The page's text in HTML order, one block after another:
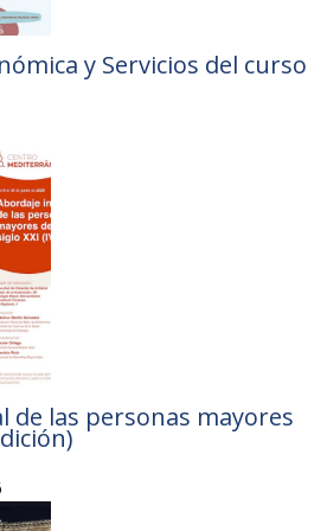
y Servicios del curso
de las personas mayores